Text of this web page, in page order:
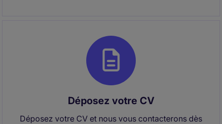
Déposez votre CV
Déposez votre CV et nous vous contacterons dès